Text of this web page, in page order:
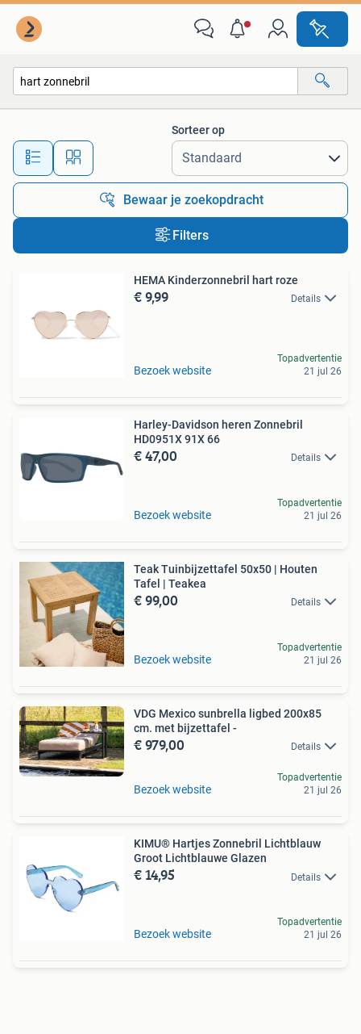
Alle afstanden…
Sorteer op
Bewaar je zoekopdracht
Filters
HEMA Kinderzonnebril hart roze
€ 9,99 Details
Bezoek website
Topadvertentie
21 jul 26
Harley-Davidson heren Zonnebril
HD0951X 91X 66
€ 47,00 Details
Bezoek website
Topadvertentie
21 jul 26
Teak Tuinbijzettafel 50x50 | Houten
Tafel | Teakea
€ 99,00 Details
Bezoek website
Topadvertentie
21 jul 26
VDG Mexico sunbrella ligbed 200x85
cm. met bijzettafel -
€ 979,00 Details
Bezoek website
Topadvertentie
21 jul 26
KIMU® Hartjes Zonnebril Lichtblauw
Groot Lichtblauwe Glazen
€ 14,95 Details
Bezoek website
Topadvertentie
21 jul 26